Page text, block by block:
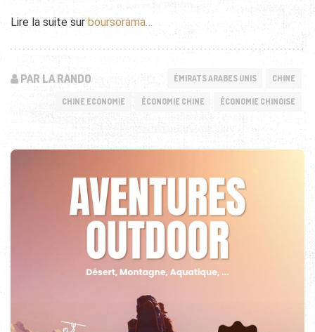
Lire la suite sur boursorama…
PAR LA RANDO ÉMIRATS ARABES UNIS CHINE
CHINE ECONOMIE ÉCONOMIE CHINE ÉCONOMIE CHINOISE